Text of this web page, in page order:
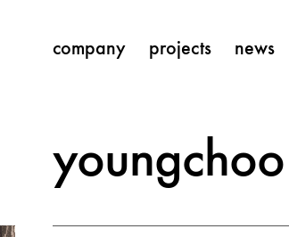
company projects news